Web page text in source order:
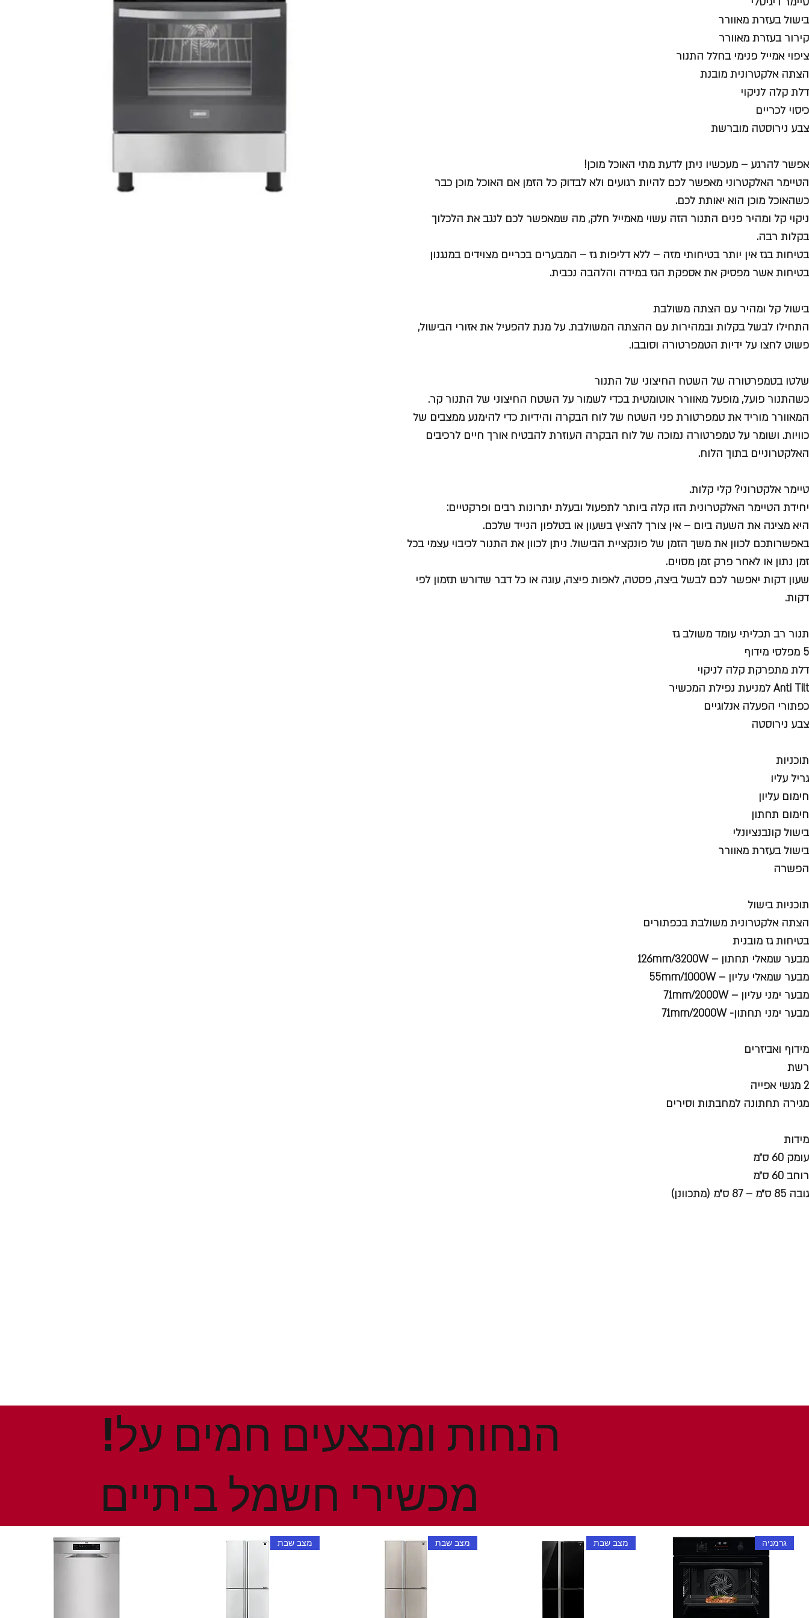
בישול בעזרת מאוורר
קירור בעזרת מאוורר
ציפוי אמייל פנימי בחלל התנור
הצתה אלקטרונית מובנת
דלת קלה לניקוי
כיסוי לכריים
צבע נירוסטה מוברשת
אפשר להרגע – מעכשיו ניתן לדעת מתי האוכל מוכן!
הטיימר האלקטרוני מאפשר לכם להיות רגועים ולא לבדוק כל הזמן אם האוכל מוכן כבר
כשהאוכל מוכן הוא יאותת לכם.
ניקוי קל ומהיר פנים התנור הזה עשוי מאמייל חלק, מה שמאפשר לכם לנגב את הלכלוך
בקלות רבה.
בטיחות בגז אין יותר בטיחותי מזה – ללא דליפות גז – המבערים בכריים מצוידים במנגנון
בטיחות אשר מפסיק את אספקת הגז במידה והלהבה נכבית.
בישול קל ומהיר עם הצתה משולבת
התחילו לבשל בקלות ובמהירות עם ההצתה המשולבת. על מנת להפעיל את אזורי הבישול,
פשוט לחצו על ידיות הטמפרטורה וסובבו.
שלטו בטמפרטורה של השטח החיצוני של התנור
כשהתנור פועל, מופעל מאוורר אוטומטית בכדי לשמור על השטח החיצוני של התנור קר.
המאוורר מוריד את טמפרטורת פני השטח של לוח הבקרה והידיות כדי להימנע ממצבים של
כוויות. ושומר על טמפרטורה נמוכה של לוח הבקרה העוזרת להבטיח אורך חיים לרכיבים
האלקטרוניים בתוך הלוח.
טיימר אלקטרוני? קלי קלות.
יחידת הטיימר האלקטרונית הזו קלה ביותר לתפעול ובעלת יתרונות רבים ופרקטיים:
היא מציגה את השעה ביום – אין צורך להציץ בשעון או בטלפון הנייד שלכם.
באפשרותכם לכוון את משך הזמן של פונקציית הבישול. ניתן לכוון את התנור לכיבוי עצמי בכל
זמן נתון או לאחר פרק זמן מסוים.
שעון דקות יאפשר לכם לבשל ביצה, פסטה, לאפות פיצה, עוגה או כל דבר שדורש תזמון לפי
דקות.
תנור רב תכליתי עומד משולב גז
5 מפלסי מידוף
דלת מתפרקת קלה לניקוי
Anti Tilt למניעת נפילת המכשיר
כפתורי הפעלה אנלוגיים
צבע נירוסטה
תוכניות
גריל עליו
חימום עליון
חימום תחתון
בישול קונבנציונלי
בישול בעזרת מאוורר
הפשרה
תוכניות בישול
הצתה אלקטרונית משולבת בכפתורים
בטיחות גז מובנית
מבער שמאלי תחתון – 126mm/3200W
מבער שמאלי עליון – 55mm/1000W
מבער ימני עליון – 71mm/2000W
מבער ימני תחתון- 71mm/2000W
מידוף ואביזרים
רשת
2 מגשי אפייה
מגירה תחתונה למחבתות וסירים
מידות
עומק 60 ס״מ
רוחב 60 ס״מ
גובה 85 ס״מ – 87 ס״מ (מתכוונן)
גרמניה מצב שבת מצב שבת מצב שבת
!הנחות ומבצעים חמים על
מכשירי חשמל ביתיים